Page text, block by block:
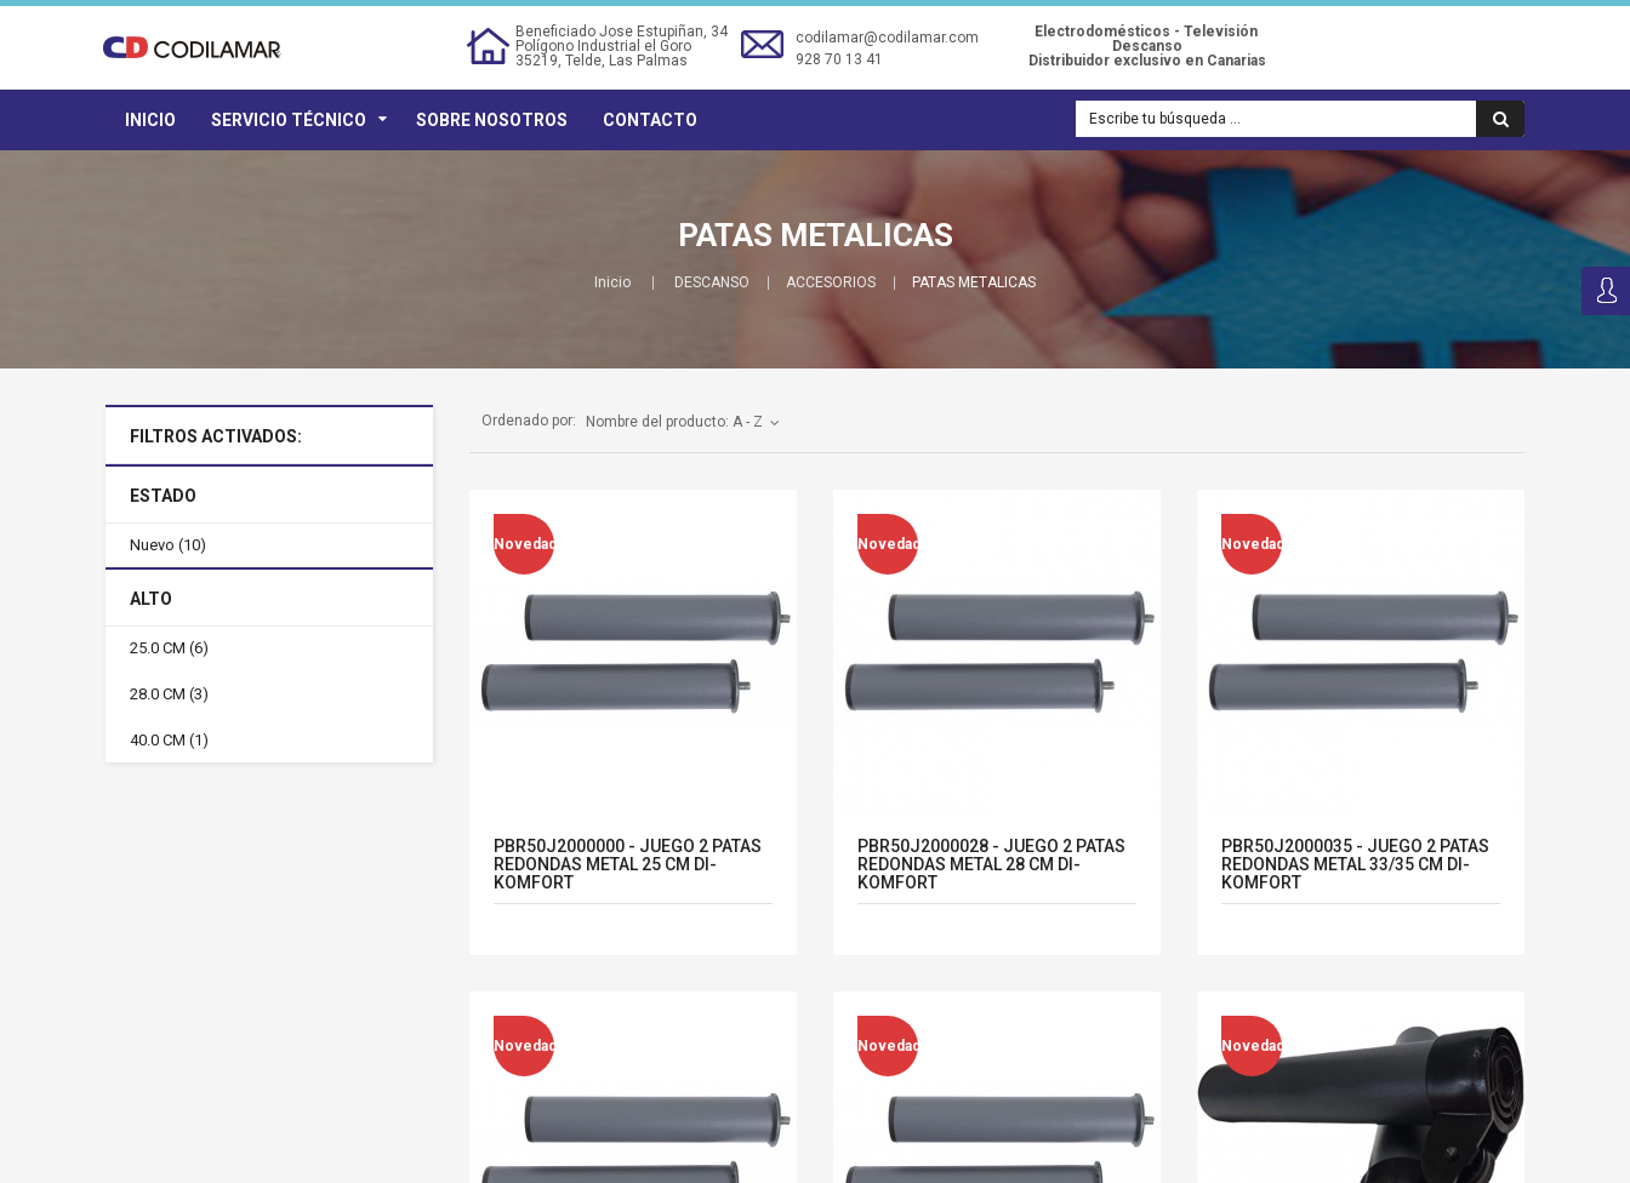
Beneficiado Jose Estupiñan, 34
Polígono Industrial el Goro
35219, Telde, Las Palmas
codilamar@codilamar.com
928 70 13 41
Electrodomésticos - Televisión
Descanso
Distribuidor exclusivo en Canarias
INICIO SERVICIO TÉCNICO SOBRE NOSOTROS CONTACTO
PATAS METALICAS
Inicio DESCANSO ACCESORIOS PATAS METALICAS
FILTROS ACTIVADOS:
ESTADO
Nuevo (10)
ALTO
25.0 CM (6)
28.0 CM (3)
40.0 CM (1)
Ordenado por: Nombre del producto: A - Z
Novedad
PBR50J2000000 - JUEGO 2 PATAS
REDONDAS METAL 25 CM DI-
KOMFORT
Novedad
PBR50J2000028 - JUEGO 2 PATAS
REDONDAS METAL 28 CM DI-
KOMFORT
Novedad
PBR50J2000035 - JUEGO 2 PATAS
REDONDAS METAL 33/35 CM DI-
KOMFORT
Novedad Novedad Novedad